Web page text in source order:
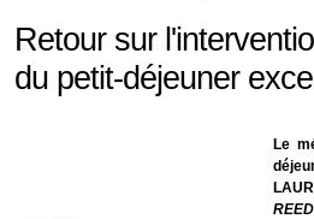
Retour sur
du petit-déjeuner
Le